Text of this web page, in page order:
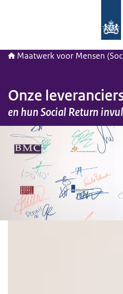
Maatwerk voor Mensen
Onze
en hun Social Return